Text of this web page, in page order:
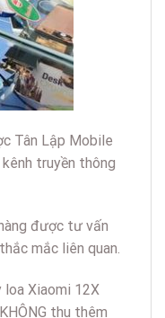
Tân Lập Mobile
truyền thông
được tư vấn
mắc liên quan.
Xiaomi 12X
thu thêm